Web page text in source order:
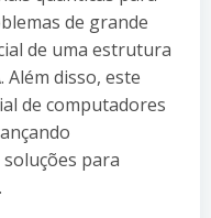
de grande
de uma estrutura
Além disso, este
de computadores
para